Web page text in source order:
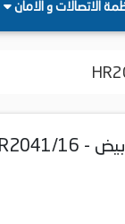
الاتصالات و الامان